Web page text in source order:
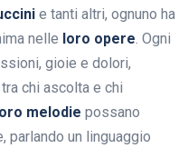
e tanti altri, ognuno ha
nelle loro opere. Ogni
gioie e dolori,
chi ascolta e chi
loro melodie possano
parlando un linguaggio